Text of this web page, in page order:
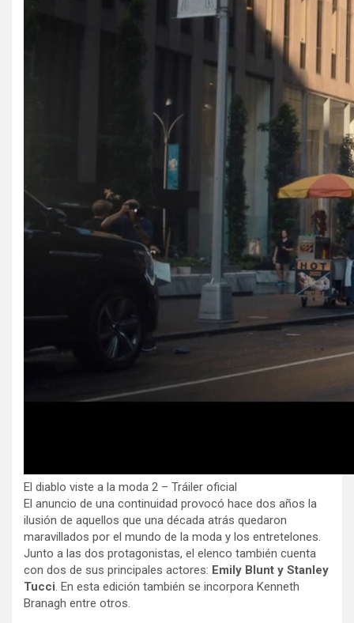
El diablo viste a la moda 2 – Tráiler oficial
El anuncio de una continuidad provocó hace dos años la
ilusión de aquellos que una década atrás quedaron
maravillados por el mundo de la moda y los entretelones.
Junto a las dos protagonistas, el elenco también cuenta
con dos de sus principales actores: Emily Blunt y Stanley
Tucci. En esta edición también se incorpora Kenneth
Branagh entre otros.